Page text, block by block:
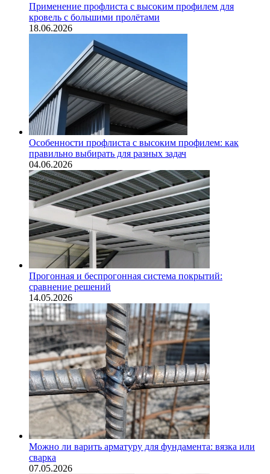
Применение профлиста с высоким профилем для
кровель с большими пролётами
18.06.2026
Особенности профлиста с высоким профилем: как
правильно выбирать для разных задач
04.06.2026
Прогонная и беспрогонная система покрытий:
сравнение решений
14.05.2026
Можно ли варить арматуру для фундамента: вязка или
сварка
07.05.2026